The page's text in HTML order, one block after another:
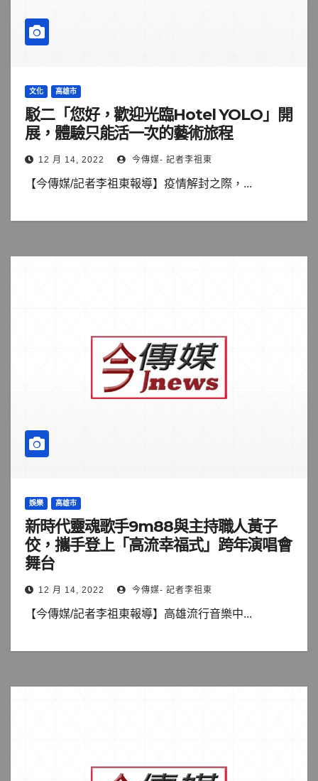
文化 高雄市
駁二「您好，歡迎光臨Hotel YOLO」開
展，體驗只能活一次的藝術旅程
12 月 14, 2022 今傳媒- 記者李祖東
【今傳媒/記者李祖東報導】疫情解封之際，...
娛樂 高雄市
新時代靈魂歌手9m88與主持職人黃子
佼，攜手登上「高流幸福式」跨年演唱會
舞台
12 月 14, 2022 今傳媒- 記者李祖東
【今傳媒/記者李祖東報導】高雄流行音樂中...